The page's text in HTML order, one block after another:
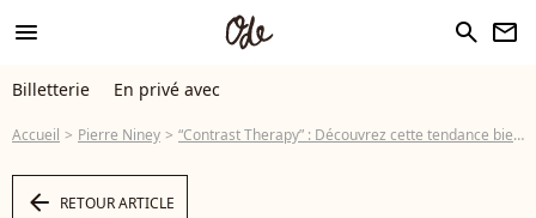
menu search newsletter
Billetterie En privé avec
Accueil Pierre Niney “Contrast Therapy” : Découvrez cette tendance bien être adoptée par Pierre Niney, qui l’aide peut-être à tenir le rythme pendant le Festival de Cannes
arrow_left RETOUR ARTICLE